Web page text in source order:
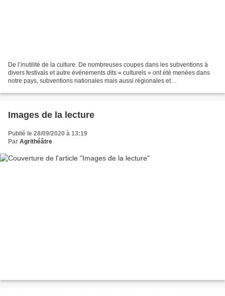
De l’inutilité de la culture. De nombreuses coupes dans les subventions à
divers festivals et autre événements dits « culturels » ont été menées dans
notre pays, subventions nationales mais aussi régionales et
Images de la lecture
Publié le 28/09/2020 à 13:19
Par Agrithéâtre